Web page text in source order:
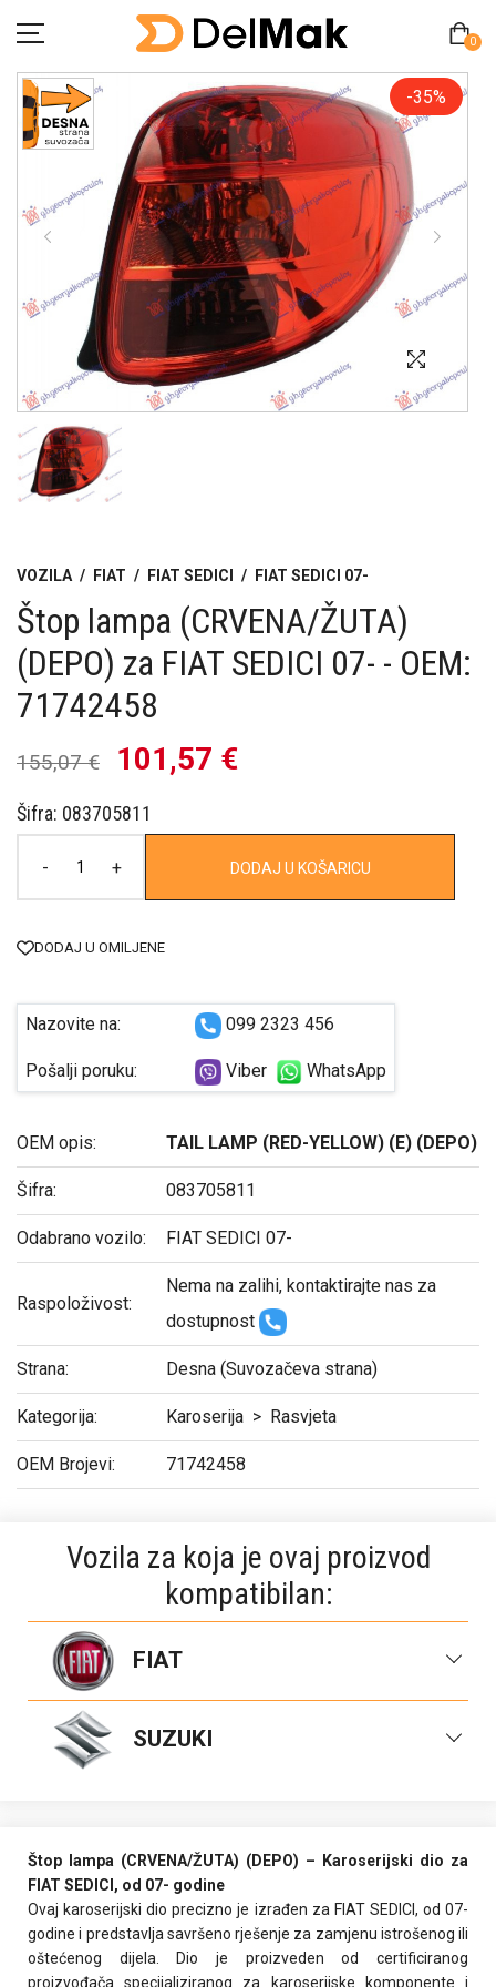
0
O Nama
Kontakt
Zamjena proizvoda
MY ACCOUNT
-35%
VOZILA / FIAT / FIAT SEDICI / FIAT SEDICI 07-
Štop lampa (CRVENA/ŽUTA)
(DEPO) za FIAT SEDICI 07- - OEM:
71742458
155,07 € 101,57 €
Šifra: 083705811
- + DODAJ U KOŠARICU
DODAJ U OMILJENE
Nazovite na: 099 2323 456
Pošalji poruku: Viber WhatsApp
OEM opis: TAIL LAMP (RED-YELLOW) (E) (DEPO)
Šifra: 083705811
Оdabrano vozilo: FIAT SEDICI 07-
Raspoloživost:
Nema na zalihi, kontaktirajte nas za
dostupnost
Strana: Desna (Suvozačeva strana)
Kategorija: Karoserija > Rasvjeta
OEM Brojevi: 71742458
Vozila za koja je ovaj proizvod
kompatibilan:
FIAT
FIAT SEDICI 07-
SUZUKI
Štop lampa (CRVENA/ŽUTA) (DEPO) – Karoserijski dio za
FIAT SEDICI, od 07- godine
Ovaj karoserijski dio precizno je izrađen za FIAT SEDICI, od 07-
godine i predstavlja savršeno rješenje za zamjenu istrošenog ili
oštećenog dijela. Dio je proizveden od certificiranog
proizvođača specijaliziranog za karoserijske komponente i